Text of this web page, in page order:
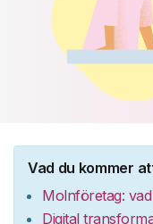
Vad du kommer
Molnföretag:
Digital